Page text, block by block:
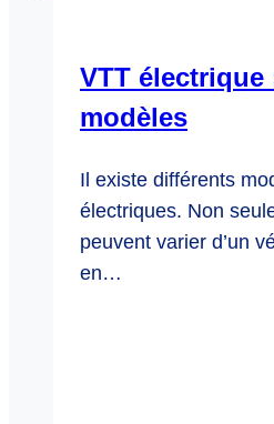
VTT
modèles
Il existe différents
électriques. Non
peuvent varier d’un
en…